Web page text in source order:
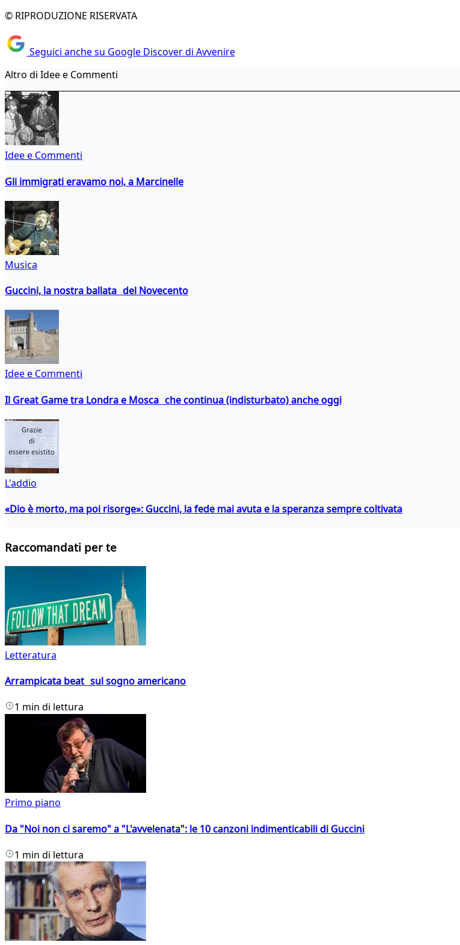
© RIPRODUZIONE RISERVATA
Seguici anche su Google Discover di Avvenire
Altro di Idee e Commenti
Idee e Commenti
Gli immigrati eravamo noi, a Marcinelle
Musica
Guccini, la nostra ballata del Novecento
Idee e Commenti
Il Great Game tra Londra e Mosca che continua (indisturbato) anche oggi
L'addio
«Dio è morto, ma poi risorge»: Guccini, la fede mai avuta e la speranza sempre coltivata
Raccomandati per te
Letteratura
Arrampicata beat sul sogno americano
1 min di lettura
Primo piano
Da "Noi non ci saremo" a "L'avvelenata": le 10 canzoni indimenticabili di Guccini
1 min di lettura